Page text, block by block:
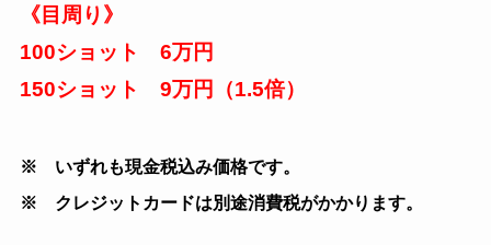
《目周り》
100ショット 6万円
150ショット 9万円（1.5倍）
※ いずれも現金税込み価格です。
※ クレジットカードは別途消費税がかかります。